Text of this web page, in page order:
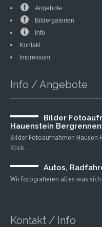
Angebote
Bildergalerien
Info
Kontakt
Impressum
Info / Angebote
Bilder
Hauenstein
Bilder Fotoaufnahmen Hausen
Klick…
Autos,
Wir fotografieren alles was
Kontakt / Info